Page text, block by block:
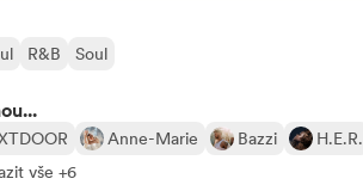
R&B Soul
Anne-Marie Bazzi
H.E.R.
vše +6